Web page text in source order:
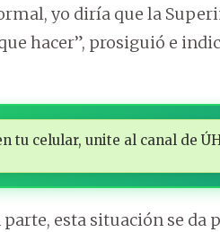
yo diría que la
hacer”, prosiguió e
tu celular, unite al canal de
esta situación se